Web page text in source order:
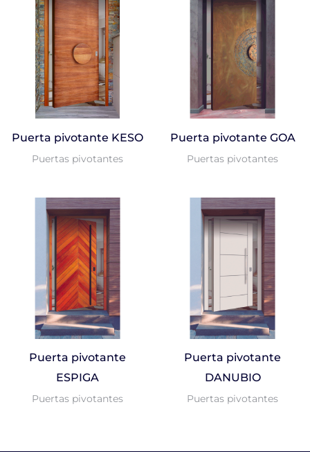
Puerta pivotante KESO
Puertas pivotantes
Puerta pivotante GOA
Puertas pivotantes
Puerta pivotante
ESPIGA
Puertas pivotantes
Puerta pivotante
DANUBIO
Puertas pivotantes